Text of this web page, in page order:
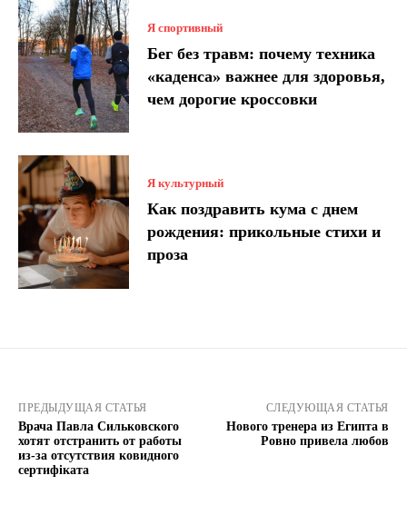
Я спортивный
Бег без травм: почему техника
«каденса» важнее для здоровья,
чем дорогие кроссовки
Я культурный
Как поздравить кума с днем ​​
рождения: прикольные стихи и
проза
ПРЕДЫДУЩАЯ СТАТЬЯ
Врача Павла Сильковского
хотят отстранить от работы
из-за отсутствия ковидного
сертифіката
СЛЕДУЮЩАЯ СТАТЬЯ
Нового тренера из Египта в
Ровно привела любов